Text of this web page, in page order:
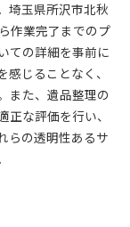
埼玉県所沢市北秋
作業完了までのプ
ての詳細を事前に
じることなく、
また、遺品整理の
な評価を行い、
らの透明性あるサ